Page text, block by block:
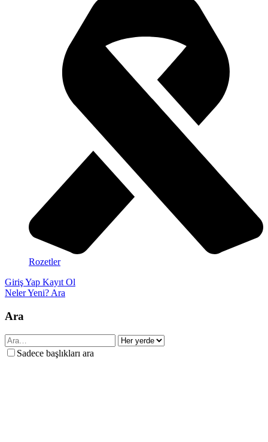
Rozetler
Giriş Yap Kayıt Ol
Neler Yeni?Ara
Ara
Sadece başlıkları ara